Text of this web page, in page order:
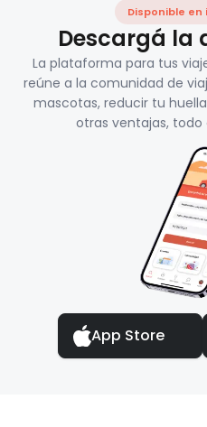
Disponible en
Descargá la
La plataforma para tus
reúne a la comunidad de
mascotas, reducir tu
otras ventajas,
App Store